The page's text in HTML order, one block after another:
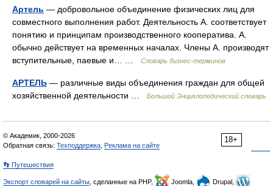
Артель — добровольное объединение физических лиц для
совместного выполнения работ. Деятельность А. соответствует
понятию и принципам производственного кооператива. А.
обычно действует на временных началах. Члены А. производят
вступительные, паевые и… …
Словарь бизнес-терминов
АРТЕЛЬ — различные виды объединения граждан для общей
хозяйственной деятельности …
Большой Энциклопедический словарь
18+
© Академик, 2000-2026
Обратная связь: Техподдержка Реклама на сайте
👣 Путешествия
Экспорт словарей на сайты , сделанные на PHP, Joomla,
Drupal,